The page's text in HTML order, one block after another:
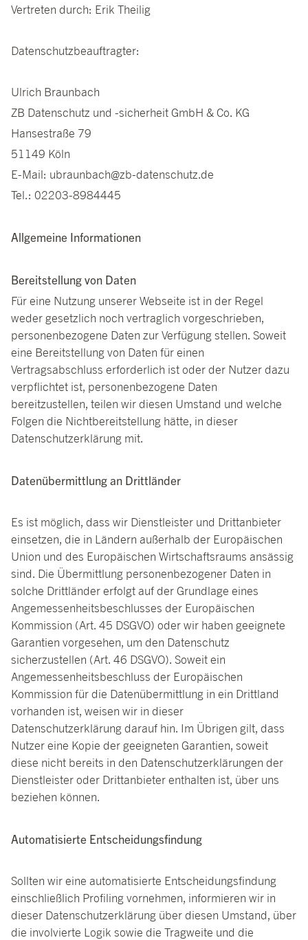
Vertreten durch: Erik Theilig
Datenschutzbeauftragter:
Ulrich Braunbach
ZB Datenschutz und -sicherheit GmbH & Co. KG
Hansestraße 79
51149 Köln
E-Mail: ubraunbach@zb-datenschutz.de
Tel.: 02203-8984445
Allgemeine Informationen
Bereitstellung von Daten
Für eine Nutzung unserer Webseite ist in der Regel
weder gesetzlich noch vertraglich vorgeschrieben,
personenbezogene Daten zur Verfügung stellen. Soweit
eine Bereitstellung von Daten für einen
Vertragsabschluss erforderlich ist oder der Nutzer dazu
verpflichtet ist, personenbezogene Daten
bereitzustellen, teilen wir diesen Umstand und welche
Folgen die Nichtbereitstellung hätte, in dieser
Datenschutzerklärung mit.
Datenübermittlung an Drittländer
Es ist möglich, dass wir Dienstleister und Drittanbieter
einsetzen, die in Ländern außerhalb der Europäischen
Union und des Europäischen Wirtschaftsraums ansässig
sind. Die Übermittlung personenbezogener Daten in
solche Drittländer erfolgt auf der Grundlage eines
Angemessenheitsbeschlusses der Europäischen
Kommission (Art. 45 DSGVO) oder wir haben geeignete
Garantien vorgesehen, um den Datenschutz
sicherzustellen (Art. 46 DSGVO). Soweit ein
Angemessenheitsbeschluss der Europäischen
Kommission für die Datenübermittlung in ein Drittland
vorhanden ist, weisen wir in dieser
Datenschutzerklärung darauf hin. Im Übrigen gilt, dass
Nutzer eine Kopie der geeigneten Garantien, soweit
diese nicht bereits in den Datenschutzerklärungen der
Dienstleister oder Drittanbieter enthalten ist, über uns
beziehen können.
Automatisierte Entscheidungsfindung
Sollten wir eine automatisierte Entscheidungsfindung
einschließlich Profiling vornehmen, informieren wir in
dieser Datenschutzerklärung über diesen Umstand, über
die involvierte Logik sowie die Tragweite und die